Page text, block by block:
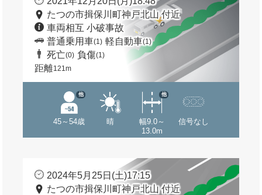
たつの市揖保川町神戸北山 付近
車両相互 小破事故
普通乗用車(1) 軽自動車(1)
死亡(0) 負傷(1)
距離121m
45～54歳
他
晴
幅9.0～
13.0m
他
信号なし
2024年5月25日(土)17:15
たつの市揖保川町神戸北山 付近